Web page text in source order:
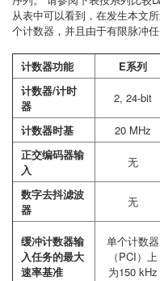
从表中可以看到，在发生本文
个计数器，并且由于有限脉冲
计数器功能 E系列
计数器/计时
器
2, 24-bit
计数器时基 20 MHz
正交编码器输
入
无
数字去抖滤波
器
无
缓冲计数器输
入任务的最大
速率基准
单个计数器
（PCI）上
为150 kHz